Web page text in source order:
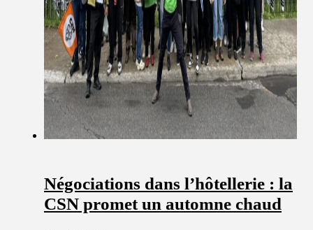
Négociations dans l’hôtellerie : la
CSN promet un automne chaud